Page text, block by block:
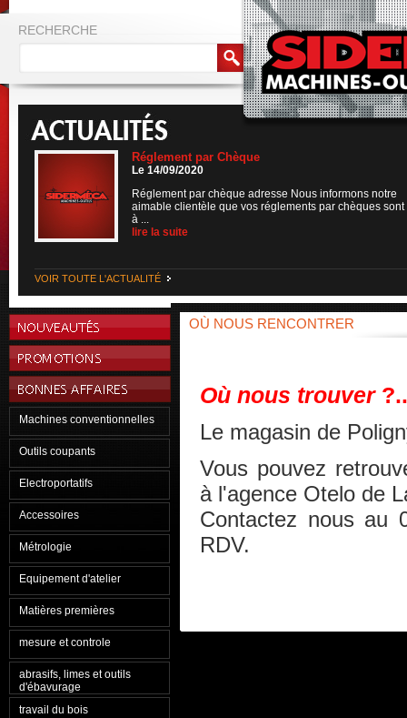
RECHERCHE
Réglement par Chèque
Le 14/09/2020
Réglement par chèque adresse Nous informons notre
aimable clientèle que vos réglements par chèques sont
à ...
lire la suite
VOIR TOUTE L'ACTUALITÉ
Machines conventionnelles
Outils coupants
Electroportatifs
Accessoires
Métrologie
Equipement d'atelier
Matières premières
mesure et controle
abrasifs, limes et outils
d'ébavurage
travail du bois
OÙ NOUS RENCONTRER
Où nous trouver
Le magasin de
Vous pouvez
à l'agence Otelo de
Contactez nous au
RDV.